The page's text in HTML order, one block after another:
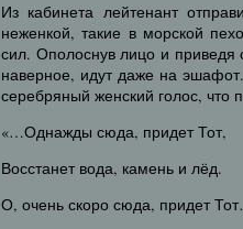
Из кабинета лейтенант
неженкой, такие в морской
сил. Ополоснув лицо и приведя
наверное, идут даже на
серебряный женский голос, что
«…Однажды сюда, придет Тот,
Восстанет вода, камень и лёд.
О, очень скоро сюда, придет